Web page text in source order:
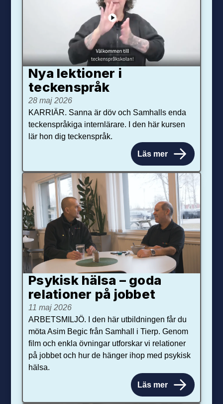
Nya lektioner i
teckenspråk
28 maj 2026
KARRIÄR. Sanna är döv och Samhalls enda
teckenspråkiga internlärare. I den här kursen
lär hon dig teckenspråk.
Läs mer
Psykisk hälsa – goda
relationer på jobbet
11 maj 2026
ARBETSMILJÖ. I den här utbildningen får du
möta Asim Begic från Samhall i Tierp. Genom
film och enkla övningar utforskar vi relationer
på jobbet och hur de hänger ihop med psykisk
hälsa.
Läs mer